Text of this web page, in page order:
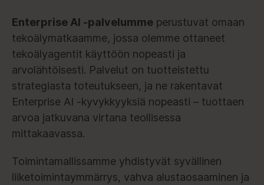
Enterprise AI -palvelumme perustuvat omaan
tekoälymatkaamme, jossa olemme ottaneet
tekoälyagentit käyttöön nopeasti ja
arvolähtöisesti. Palvelut on tuotteistettu
strategiasta toteutukseen, ja ne rakentavat
Enterprise AI -kyvykkyyksiä nopeasti – tuottaen
arvoa jatkuvana virtana teollisessa
mittakaavassa.
Toimintamallissamme yhdistyvät syvällinen
liiketoimintaymmärrys, vahva alustaosaaminen ja